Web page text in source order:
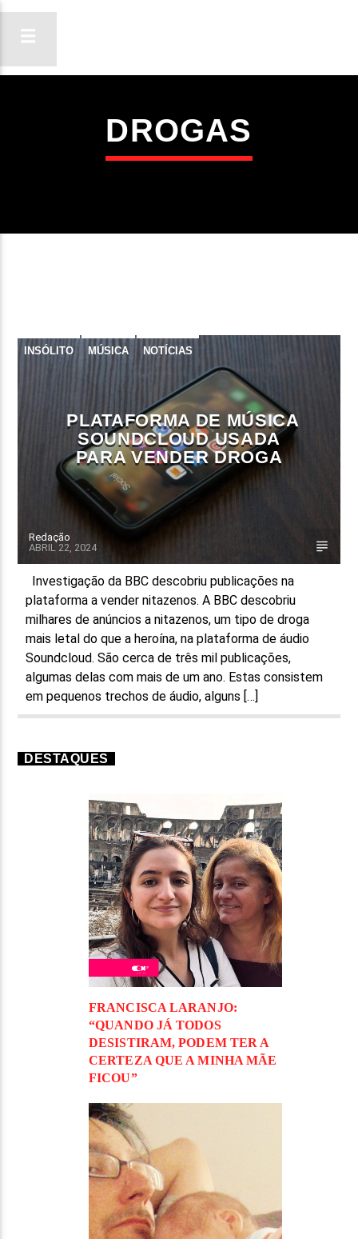
ON FM
LIGA-TE
TÍTULO
ARTISTA
ON FM
DROGAS
INSÓLITO MÚSICA NOTÍCIAS
PLATAFORMA DE MÚSICA
SOUNDCLOUD USADA
PARA VENDER DROGA
Redação
ABRIL 22, 2024
Investigação da BBC descobriu publicações na
plataforma a vender nitazenos. A BBC descobriu
milhares de anúncios a nitazenos, um tipo de droga
mais letal do que a heroína, na plataforma de áudio
Soundcloud. São cerca de três mil publicações,
algumas delas com mais de um ano. Estas consistem
em pequenos trechos de áudio, alguns […]
DESTAQUES
FRANCISCA LARANJO:
“QUANDO JÁ TODOS
DESISTIRAM, PODEM TER A
CERTEZA QUE A MINHA MÃE
FICOU”